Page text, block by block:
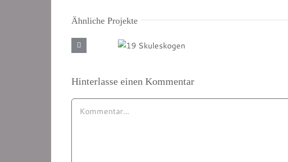
Ähnliche Projekte
Skuleskogen
Hinterlasse einen Kommentar
Kommentar